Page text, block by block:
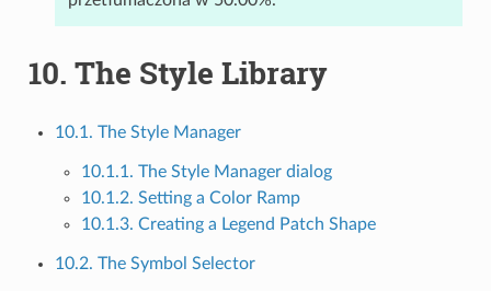
10. The Style Library
10.1. The Style Manager
10.1.1. The Style Manager dialog
10.1.2. Setting a Color Ramp
10.1.3. Creating a Legend Patch Shape
10.2. The Symbol Selector